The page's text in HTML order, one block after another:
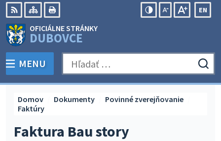
Preskočiť
na
obsah
RSS Mapa
EN
OFICIÁLNE STRÁNKY
DUBOVCE
PREPNÚŤ
MENU Hľadať:
Faktura Bau story
Domov Dokumenty
Povinné zverejňovanie
Faktúry